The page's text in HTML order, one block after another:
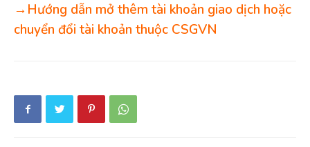
→Hướng dẫn mở thêm tài khoản giao dịch hoặc
chuyển đổi tài khoản thuộc CSGVN